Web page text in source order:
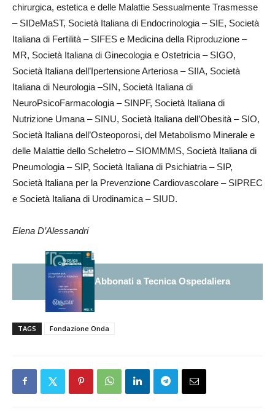
chirurgica, estetica e delle Malattie Sessualmente Trasmesse
– SIDeMaST, Società Italiana di Endocrinologia – SIE, Società
Italiana di Fertilità – SIFES e Medicina della Riproduzione –
MR, Società Italiana di Ginecologia e Ostetricia – SIGO,
Società Italiana dell’Ipertensione Arteriosa – SIIA, Società
Italiana di Neurologia –SIN, Società Italiana di
NeuroPsicoFarmacologia – SINPF, Società Italiana di
Nutrizione Umana – SINU, Società Italiana dell’Obesità – SIO,
Società Italiana dell’Osteoporosi, del Metabolismo Minerale e
delle Malattie dello Scheletro – SIOMMMS, Società Italiana di
Pneumologia – SIP, Società Italiana di Psichiatria – SIP,
Società Italiana per la Prevenzione Cardiovascolare – SIPREC
e Società Italiana di Urodinamica – SIUD.
Elena D’Alessandri
Abbonati a Tecnica Ospedaliera
TAGS Fondazione Onda